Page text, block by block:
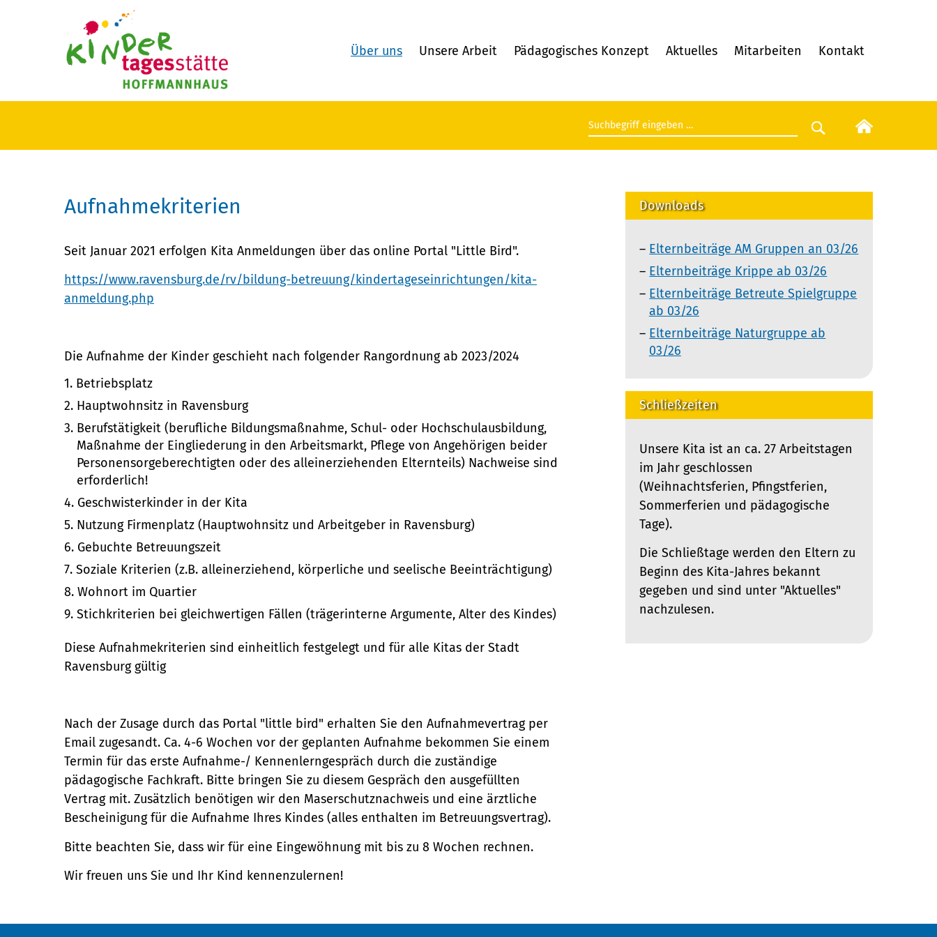
Über uns Unsere Arbeit Pädagogisches Konzept Aktuelles Mitarbeiten Kontakt
Suchbegriff eingeben
Suche starten
Aufnahmekriterien
Seit Januar 2021 erfolgen Kita Anmeldungen über das online Portal "Little Bird".
https://www.ravensburg.de/rv/bildung-betreuung/kindertageseinrichtungen/kita-
anmeldung.php
Die Aufnahme der Kinder geschieht nach folgender Rangordnung ab 2023/2024
Betriebsplatz
Hauptwohnsitz in Ravensburg
Berufstätigkeit (berufliche Bildungs­maßnahme, Schul- oder Hochschul­ausbildung,
Maßnahme der Eingliederung in den Arbeits­markt, Pflege von Angehörigen beider
Personen­sorge­berechtigten oder des allein­erziehenden Elternteils) Nach­weise sind
erforderlich!
Geschwister­kinder in der Kita
Nutzung Firmenplatz (Haupt­wohnsitz und Arbeit­geber in Ravensburg)
Gebuchte Betreuungszeit
Soziale Kriterien (z.B. allein­erziehend, körperliche und seelische Beein­trächtigung)
Wohnort im Quartier
Stich­kriterien bei gleich­wertigen Fällen (trägerinterne Argumente, Alter des Kindes)
Diese Aufnahme­kriterien sind einheitlich festgelegt und für alle Kitas der Stadt
Ravensburg gültig
Nach der Zusage durch das Portal "little bird" erhalten Sie den Aufnahmevertrag per
Email zugesandt. Ca. 4-6 Wochen vor der geplanten Aufnahme bekommen Sie einem
Termin für das erste Aufnahme-/ Kennenlerngespräch durch die zuständige
pädagogische Fachkraft. Bitte bringen Sie zu diesem Gespräch den ausgefüllten
Vertrag mit. Zusätzlich benötigen wir den Maserschutznachweis und eine ärztliche
Bescheinigung für die Aufnahme Ihres Kindes (alles enthalten im Betreuungsvertrag).
Bitte beachten Sie, dass wir für eine Eingewöhnung mit bis zu 8 Wochen rechnen.
Wir freuen uns Sie und Ihr Kind kennenzulernen!
Downloads
Elternbeiträge AM Gruppen an 03/26
Elternbeiträge Krippe ab 03/26
Elternbeiträge Betreute Spielgruppe
ab 03/26
Elternbeiträge Naturgruppe ab
03/26
Schließzeiten
Unsere Kita ist an ca. 27 Arbeitstagen
im Jahr geschlossen
(Weihnachtsferien, Pfingstferien,
Sommerferien und pädagogische
Tage).
Die Schließtage werden den Eltern zu
Beginn des Kita-Jahres bekannt
gegeben und sind unter "Aktuelles"
nachzulesen.